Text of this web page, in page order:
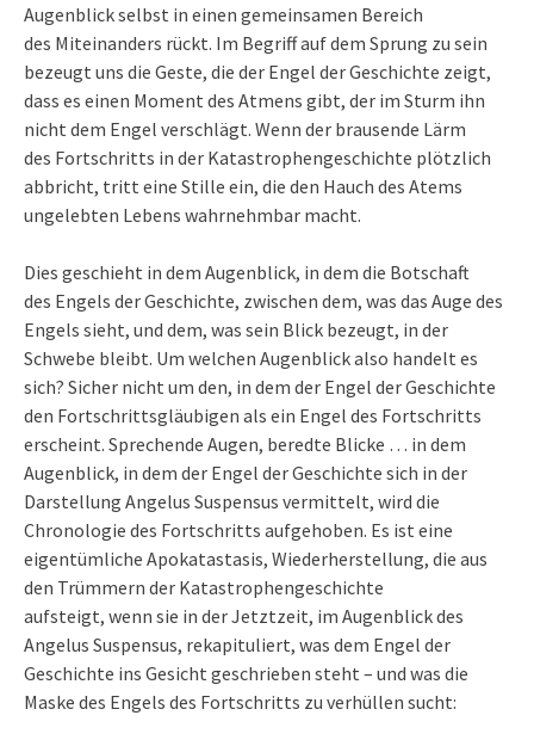
Augenblick selbst in einen gemeinsamen Bereich
des Miteinanders rückt. Im Begriff auf dem Sprung zu sein
bezeugt uns die Geste, die der Engel der Geschichte zeigt,
dass es einen Moment des Atmens gibt, der im Sturm ihn
nicht dem Engel verschlägt. Wenn der brausende Lärm
des Fortschritts in der Katastrophengeschichte plötzlich
abbricht, tritt eine Stille ein, die den Hauch des Atems
ungelebten Lebens wahrnehmbar macht.
Dies geschieht in dem Augenblick, in dem die Botschaft
des Engels der Geschichte, zwischen dem, was das Auge des
Engels sieht, und dem, was sein Blick bezeugt, in der
Schwebe bleibt. Um welchen Augenblick also handelt es
sich? Sicher nicht um den, in dem der Engel der Geschichte
den Fortschrittsgläubigen als ein Engel des Fortschritts
erscheint. Sprechende Augen, beredte Blicke … in dem
Augenblick, in dem der Engel der Geschichte sich in der
Darstellung Angelus Suspensus vermittelt, wird die
Chronologie des Fortschritts aufgehoben. Es ist eine
eigentümliche Apokatastasis, Wiederherstellung, die aus
den Trümmern der Katastrophengeschichte
aufsteigt, wenn sie in der Jetztzeit, im Augenblick des
Angelus Suspensus, rekapituliert, was dem Engel der
Geschichte ins Gesicht geschrieben steht – und was die
Maske des Engels des Fortschritts zu verhüllen sucht: